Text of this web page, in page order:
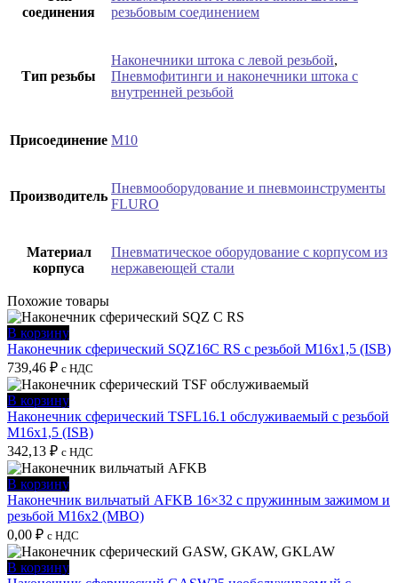
соединения
резьбовым соединением
Тип резьбы
Наконечники штока с левой резьбой,
Пневмофитинги и наконечники штока с
внутренней резьбой
Присоединение M10
Производитель
Пневмооборудование и пневмоинструменты
FLURO
Материал
корпуса
Пневматическое оборудование с корпусом из
нержавеющей стали
Похожие товары
В корзину
Наконечник сферический SQZ16C RS с резьбой M16x1,5 (ISB)
739,46 ₽ с НДС
В корзину
Наконечник сферический TSFL16.1 обслуживаемый с резьбой
M16х1,5 (ISB)
342,13 ₽ с НДС
В корзину
Наконечник вильчатый AFKB 16×32 с пружинным зажимом и
резьбой M16x2 (MBO)
0,00 ₽ с НДС
В корзину